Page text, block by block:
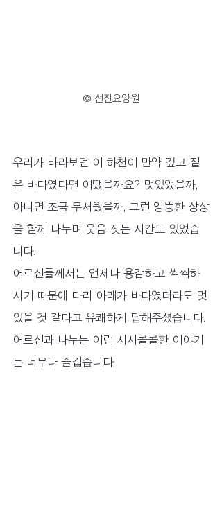
© 선진요양원
우리가 바라보던 이 하천이 만약 깊고 짙
은 바다였다면 어땠을까요? 멋있었을까,
아니면 조금 무서웠을까, 그런 엉뚱한 상상
을 함께 나누며 웃음 짓는 시간도 있었습
니다.
어르신들께서는 언제나 용감하고 씩씩하
시기 때문에 다리 아래가 바다였더라도 멋
있을 것 같다고 유쾌하게 답해주셨습니다.
어르신과 나누는 이런 시시콜콜한 이야기
는 너무나 즐겁습니다.